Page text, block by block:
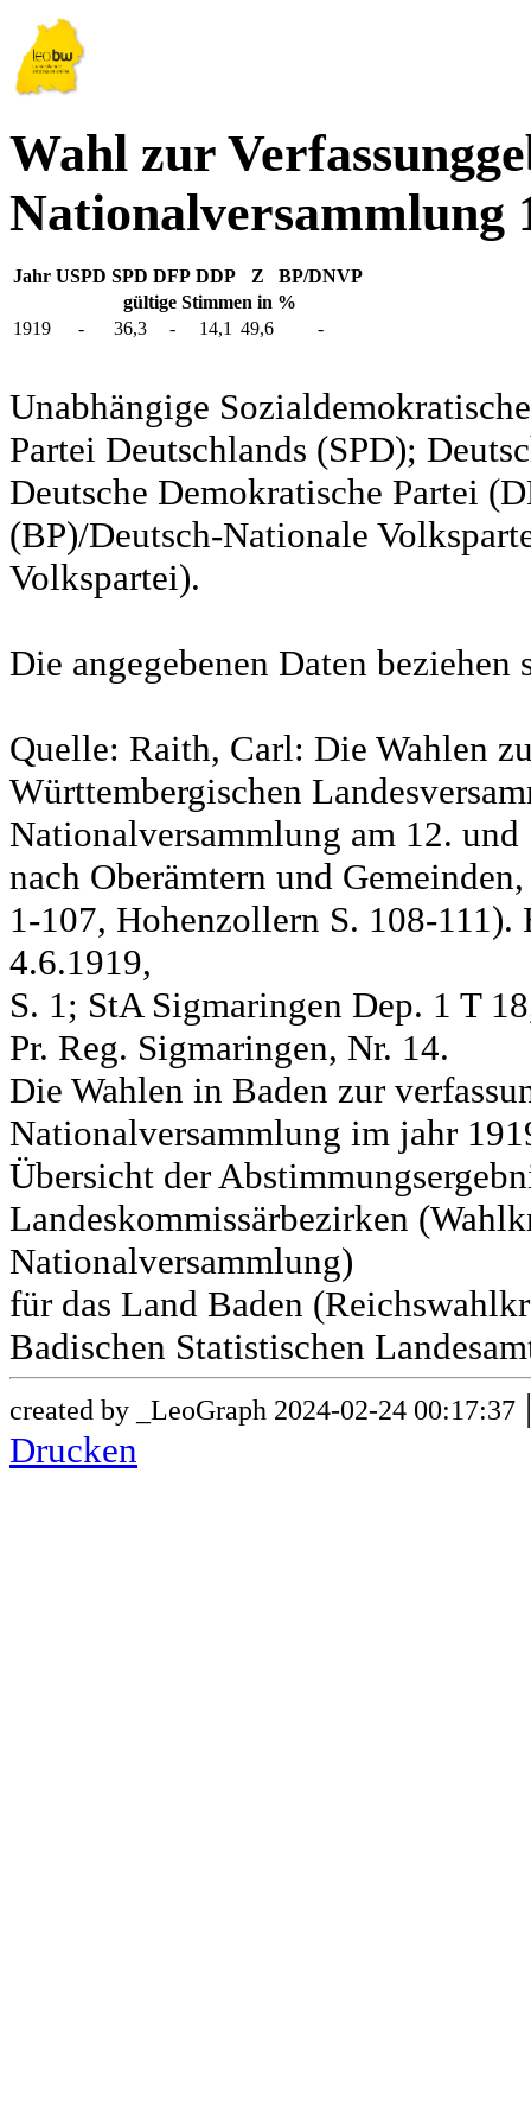
Wahl zur
Nationalversammlung
Jahr USPD SPD DFP DDP Z
BP/DNVP
gültige Stimmen in %
1919
- 36,3 - 14,1 49,6 -
Unabhängige
Partei Deutschlands (SPD);
Deutsche Demokratische Partei
(BP)/Deutsch-Nationale
Volkspartei).
Die angegebenen Daten
Quelle: Raith, Carl: Die Wahlen
Württembergischen
Nationalversammlung am 12. und
nach Oberämtern und
1-107, Hohenzollern S. 108-
4.6.1919,
S. 1; StA Sigmaringen Dep. 1 T
Pr. Reg. Sigmaringen, Nr. 14.
Die Wahlen in Baden zur
Nationalversammlung im jahr
Übersicht der
Landeskommissärbezirken
Nationalversammlung)
für das Land Baden
Badischen Statistischen
created by _LeoGraph 2024-02-24 00:17:37
Drucken